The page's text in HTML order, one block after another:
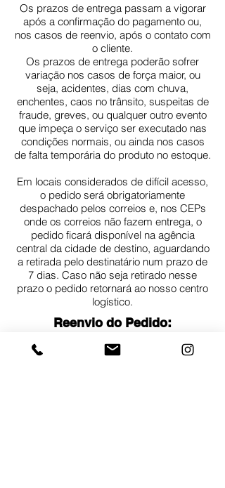
Os prazos de entrega passam a vigorar
após a confirmação do pagamento ou,
nos casos de reenvio, após o contato com
o cliente.
Os prazos de entrega poderão sofrer
variação nos casos de força maior, ou
seja, acidentes, dias com chuva,
enchentes, caos no trânsito, suspeitas de
fraude, greves, ou qualquer outro evento
que impeça o serviço ser executado nas
condições normais, ou ainda nos casos
de falta temporária do produto no estoque.
Em locais considerados de difícil acesso,
o pedido será obrigatoriamente
despachado pelos correios e, nos CEPs
onde os correios não fazem entrega, o
pedido ficará disponível na agência
central da cidade de destino, aguardando
a retirada pelo destinatário num prazo de
7 dias. Caso não seja retirado nesse
prazo o pedido retornará ao nosso centro
logístico.
Reenvio do Pedido:
nos casos de endereço incorreto,